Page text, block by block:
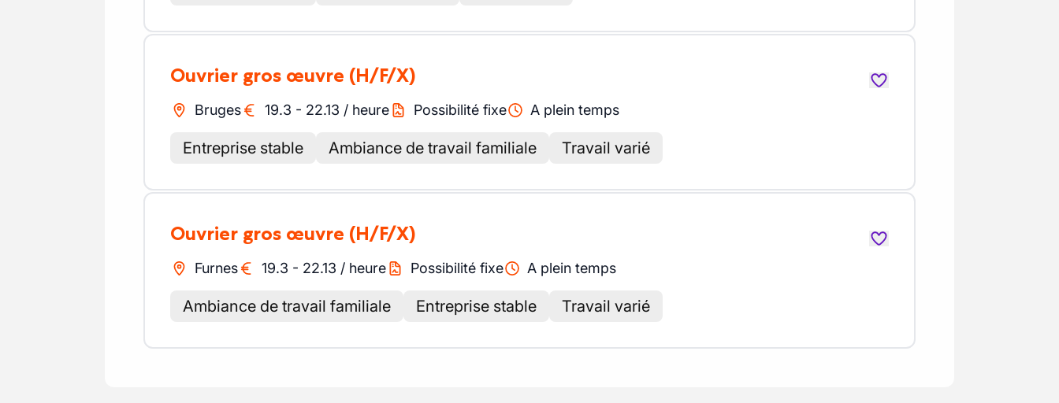
Ouvrier gros œuvre (H/F/X)
Bruges 19.3 - 22.13 / heure Possibilité fixe A plein temps
Entreprise stable Ambiance de travail familiale Travail varié
Ouvrier gros œuvre (H/F/X)
Furnes 19.3 - 22.13 / heure Possibilité fixe A plein temps
Ambiance de travail familiale Entreprise stable Travail varié